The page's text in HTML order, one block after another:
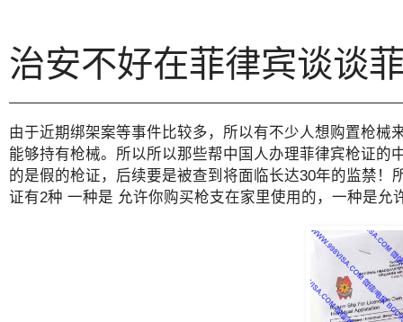
治安不好在菲律宾谈谈
由于近期绑架案等事件比较多，所以有不少人想购置枪
能够持有枪械。所以所以那些帮中国人办理菲律宾枪证
的是假的枪证，后续要是被查到将面临长达30年的监禁
证有2种 一种是 允许你购买枪支在家里使用的，一种是允